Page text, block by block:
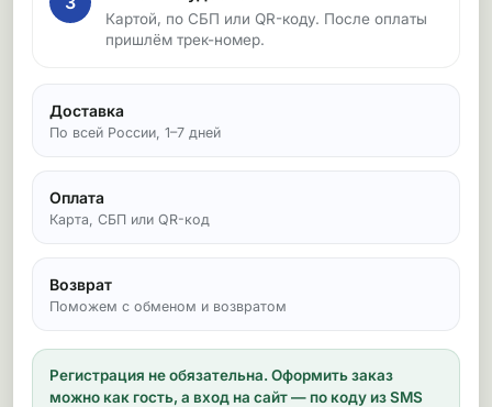
Картой, по СБП или QR-коду. После оплаты
пришлём трек-номер.
Доставка
По всей России, 1–7 дней
Оплата
Карта, СБП или QR-код
Возврат
Поможем с обменом и возвратом
Регистрация не обязательна. Оформить заказ
можно как гость, а вход на сайт — по коду из SMS